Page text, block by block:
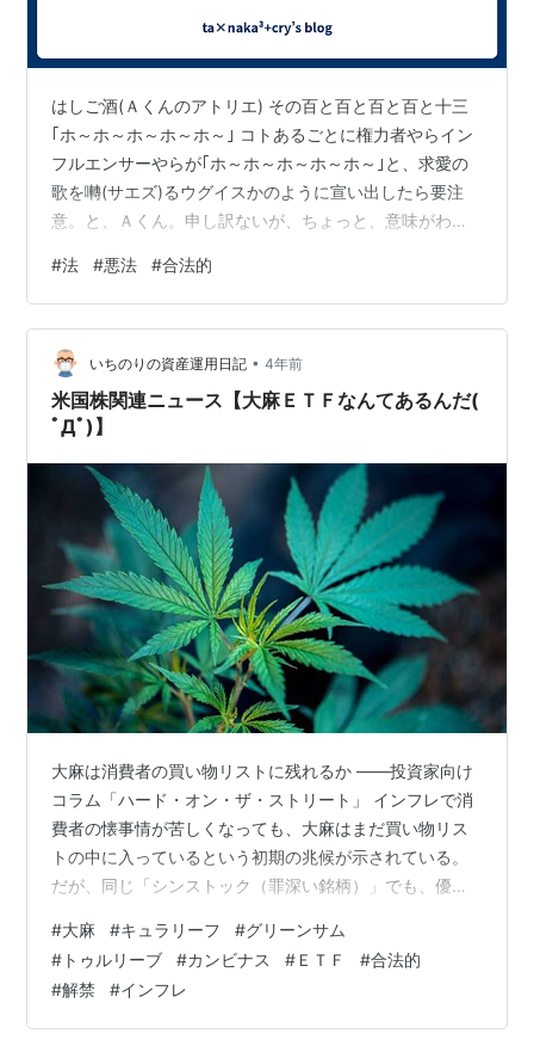
はしご酒(Ａくんのアトリエ) その百と百と百と百と十三
｢ホ～ホ～ホ～ホ～ホ～｣ コトあるごとに権力者やらイン
フルエンサーやらが｢ホ～ホ～ホ～ホ～ホ～｣と、求愛の
歌を囀(サエズ)るウグイスかのように宣い出したら要注
意。と、Ａくん。申し訳ないが、ちょっと、意味がわか
だろ｣ ん？ ｢そんな権力者主導の『法』を、とにかく守っ
てさえいれば全てオーケー。もしくは、違反さえしてい
なければナニをしたって問題なし。などと、ヤタラと宣
うホ～ホ～系のピーポーたち。コレが、とにかく厄介な
わけよ｣ あ～、なるほど、法、か～。 しかし、そんな法
であったとしても、法が…
#法 #悪法 #合法的
いちのりの資産運用日記 • 4年前
米国株関連ニュース【大麻ＥＴＦなんてあるんだ(
ﾟДﾟ)】
大麻は消費者の買い物リストに残れるか ――投資家向け
コラム「ハード・オン・ザ・ストリート」 インフレで消
費者の懐事情が苦しくなっても、大麻はまだ買い物リス
トの中に入っているという初期の兆候が示されている。
だが、同じ「シンストック（罪深い銘柄）」でも、優れ
強いられるだろう。 米国の大麻市場はこれまでも景気下
降局面を経験しているが、合法的な産業としては初めて
だ。成人向けの大麻販売を全米で初めて許可したコロラ
ド州でも、2014年に販売が開始されたばかりである。大
#大麻 #キュラリーフ #グリーンサム
# トゥルリーブ #カンビナス # ＥＴＦ #合法的
#解禁 #インフレ